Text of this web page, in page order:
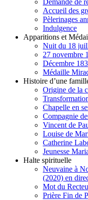
Accueil des
Pèlerinages
Indulgence
Apparitions et
Nuit du 18
27 novembre
Décembre
Médaille
Histoire d’une
Origine de la
Chapelle en
Compagnie
Vincent de
Louise de
Catherine
Jeunesse
Halte spirituelle
Neuvaine à
(2020) en
Mot du
Prière Fin de